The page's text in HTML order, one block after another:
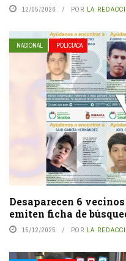
12/05/2026 POR LA
NACIONAL POLICIACA
Desaparecen 6
emiten ficha de
15/12/2025 POR LA